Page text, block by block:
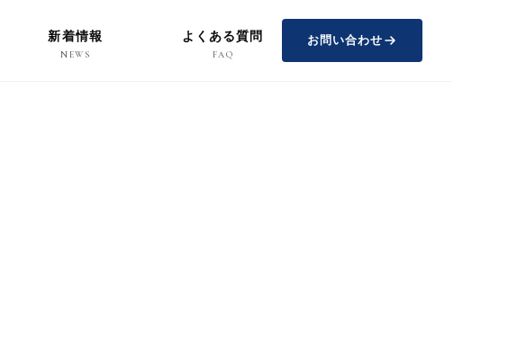
新着情報
NEWS
よくある質問
FAQ
お問い合わせ